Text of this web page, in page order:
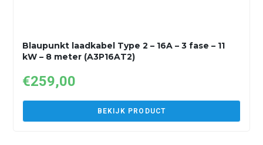
Blaupunkt laadkabel Type 2 – 16A – 3 fase – 11
kW – 8 meter (A3P16AT2)
€259,00
BEKIJK PRODUCT